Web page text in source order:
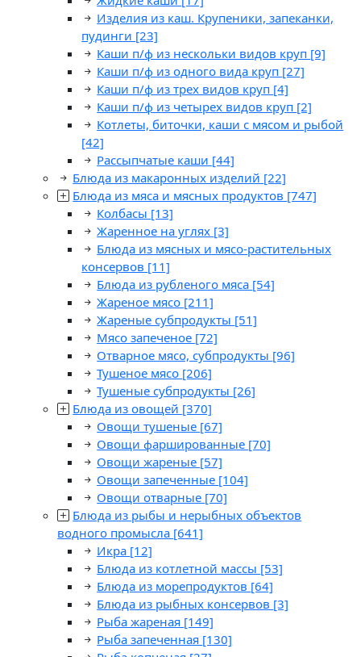
Изделия из каш. Крупеники, запеканки,
пудинги [23]
Каши п/ф из нескольки видов круп [9]
Каши п/ф из одного вида круп [27]
Каши п/ф из трех видов круп [4]
Каши п/ф из четырех видов круп [2]
Котлеты, биточки, каши с мясом и рыбой
[42]
Рассыпчатые каши [44]
Блюда из макаронных изделий [22]
Блюда из мяса и мясных продуктов [747]
Колбасы [13]
Жаренное на углях [3]
Блюда из мясных и мясо-растительных
консервов [11]
Блюда из рубленого мяса [54]
Жареное мясо [211]
Жареные субпродукты [51]
Мясо запеченое [72]
Отварное мясо, субпродукты [96]
Тушеное мясо [206]
Тушеные субпродукты [26]
Блюда из овощей [370]
Овощи тушеные [67]
Овощи фаршированные [70]
Овощи жареные [57]
Овощи запеченные [104]
Овощи отварные [70]
Блюда из рыбы и нерыбных объектов
водного промысла [641]
Икра [12]
Блюда из котлетной массы [53]
Блюда из морепродуктов [64]
Блюда из рыбных консервов [3]
Рыба жареная [149]
Рыба запеченная [130]